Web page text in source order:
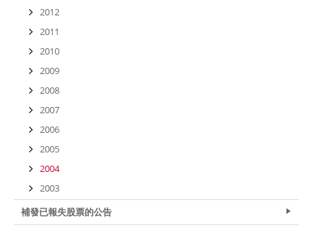
2012
2011
2010
2009
2008
2007
2006
2005
2004
2003
補發已報失股票的公告